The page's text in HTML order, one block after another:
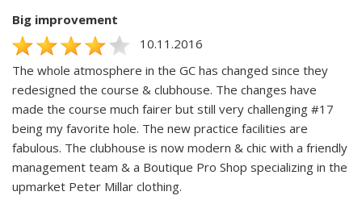
Big improvement
10.11.2016
The whole atmosphere in the GC has changed since they
redesigned the course & clubhouse. The changes have
made the course much fairer but still very challenging #17
being my favorite hole. The new practice facilities are
fabulous. The clubhouse is now modern & chic with a friendly
management team & a Boutique Pro Shop specializing in the
upmarket Peter Millar clothing.